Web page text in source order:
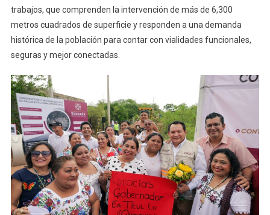
trabajos, que comprenden la intervención de más de 6,300
metros cuadrados de superficie y responden a una demanda
histórica de la población para contar con vialidades funcionales,
seguras y mejor conectadas.